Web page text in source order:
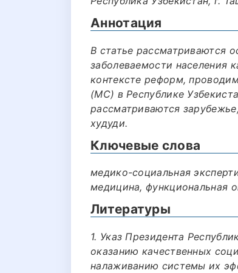
Аннотация
В статье рассматриваются
заболеваемости населения
контексте реформ,
(МС) в Республике
рассматриваются
худуди.
Ключевые слова
медико-социальная
медицина, функциональная
Литературы
1. Указ Президента
оказанию качественных
налаживанию системы их